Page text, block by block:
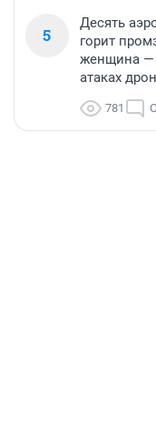
5
Десять
горит
женщина —
атаках
781